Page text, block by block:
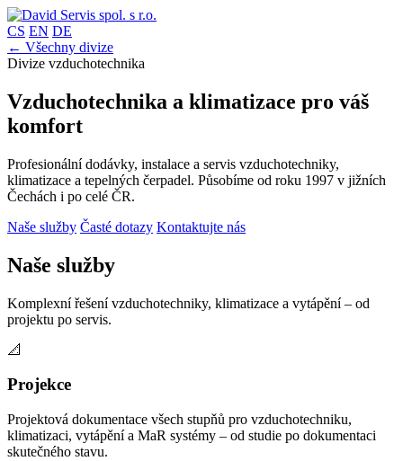
CS EN DE
← Všechny divize
Divize vzduchotechnika
Vzduchotechnika a klimatizace pro váš
komfort
Profesionální dodávky, instalace a servis vzduchotechniky,
klimatizace a tepelných čerpadel. Působíme od roku 1997 v jižních
Čechách i po celé ČR.
Naše služby Časté dotazy Kontaktujte nás
Naše služby
Komplexní řešení vzduchotechniky, klimatizace a vytápění – od
projektu po servis.
📐
Projekce
Projektová dokumentace všech stupňů pro vzduchotechniku,
klimatizaci, vytápění a MaR systémy – od studie po dokumentaci
skutečného stavu.